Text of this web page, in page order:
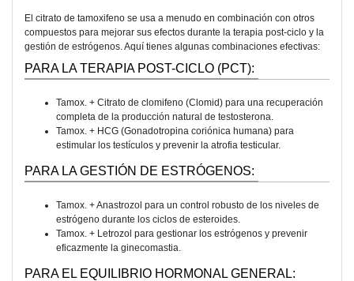
El citrato de tamoxifeno se usa a menudo en combinación con otros
compuestos para mejorar sus efectos durante la terapia post-ciclo y la
gestión de estrógenos. Aquí tienes algunas combinaciones efectivas:
PARA LA TERAPIA POST-CICLO (PCT):
Tamox. + Citrato de clomifeno (Clomid) para una recuperación
completa de la producción natural de testosterona.
Tamox. + HCG (Gonadotropina coriónica humana) para
estimular los testículos y prevenir la atrofia testicular.
PARA LA GESTIÓN DE ESTRÓGENOS:
Tamox. + Anastrozol para un control robusto de los niveles de
estrógeno durante los ciclos de esteroides.
Tamox. + Letrozol para gestionar los estrógenos y prevenir
eficazmente la ginecomastia.
PARA EL EQUILIBRIO HORMONAL GENERAL: